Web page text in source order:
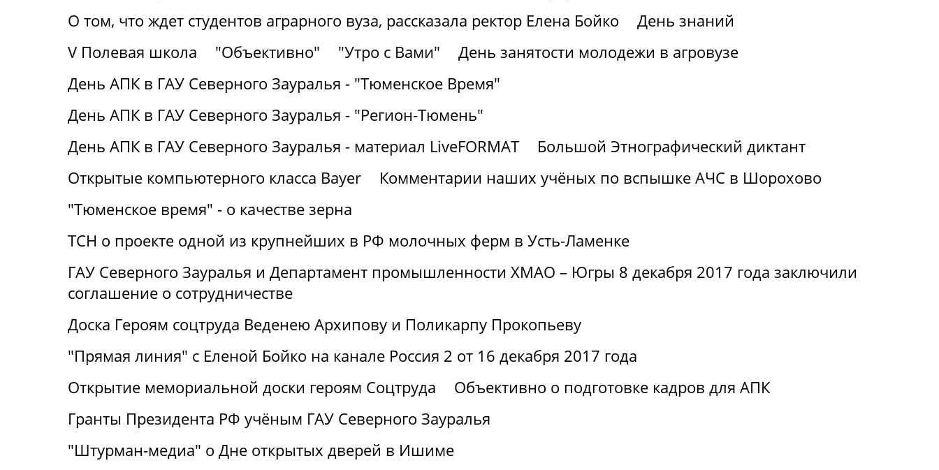
О том, что ждет студентов аграрного вуза, рассказала ректор Елена Бойко
День знаний
V Полевая школа
"Объективно" "Утро с Вами"
День занятости молодежи в агровузе
День АПК в ГАУ Северного Зауралья - "Тюменское Время"
День АПК в ГАУ Северного Зауралья - "Регион-Тюмень"
День АПК в ГАУ Северного Зауралья - материал LiveFORMAT
Большой Этнографический диктант
Открытые компьютерного класса Bayer
Комментарии наших учёных по вспышке АЧС в Шорохово
"Тюменское время" - о качестве зерна
ТСН о проекте одной из крупнейших в РФ молочных ферм в Усть-Ламенке
ГАУ Северного Зауралья и Департамент промышленности ХМАО – Югры 8 декабря 2017 года заключили
соглашение о сотрудничестве
Доска Героям соцтруда Веденею Архипову и Поликарпу Прокопьеву
"Прямая линия" с Еленой Бойко на канале Россия 2 от 16 декабря 2017 года
Открытие мемориальной доски героям Соцтруда
Объективно о подготовке кадров для АПК
Гранты Президента РФ учёным ГАУ Северного Зауралья
"Штурман-медиа" о Дне открытых дверей в Ишиме